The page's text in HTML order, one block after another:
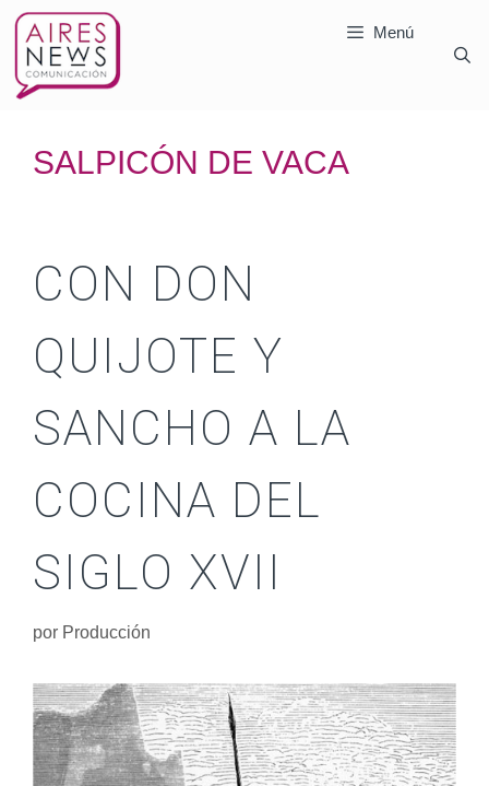
Menú
SALPICÓN DE VACA
CON DON
QUIJOTE Y
SANCHO A LA
COCINA DEL
SIGLO XVII
por Producción